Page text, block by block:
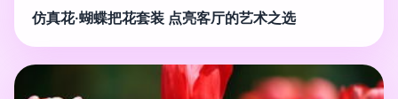
仿真花·蝴蝶把花套装 点亮客厅的艺术之选